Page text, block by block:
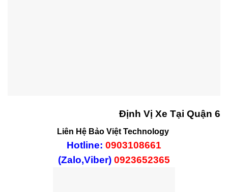
Định Vị Xe Tại Quận 6
Liên Hệ Bảo Việt Technology
Hotline: 0903108661
(Zalo,Viber) 0923652365